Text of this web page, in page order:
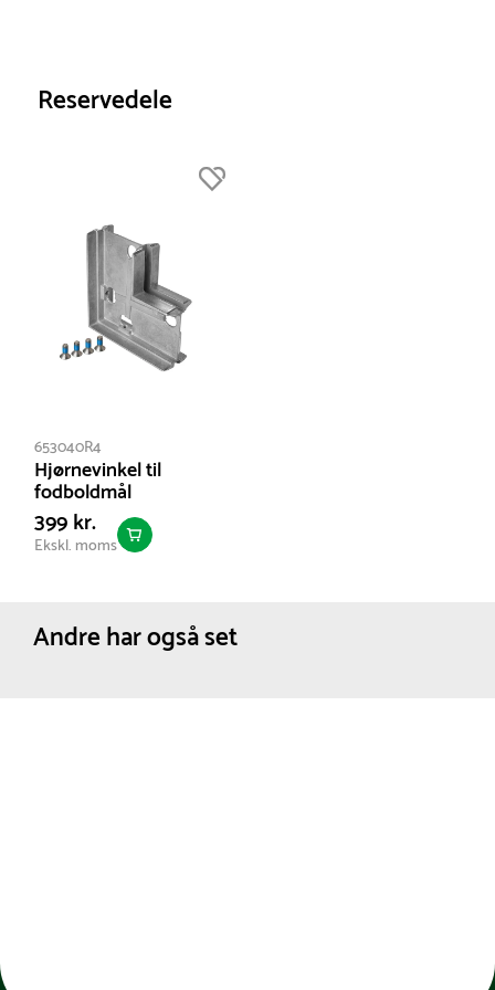
Reservedele
653040R4
Hjørnevinkel til
fodboldmål
399 kr.
Ekskl. moms
Andre har også set